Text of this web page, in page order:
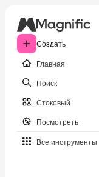
Создать
Главная
Поиск
Стоковый
Посмотреть
Все инструменты